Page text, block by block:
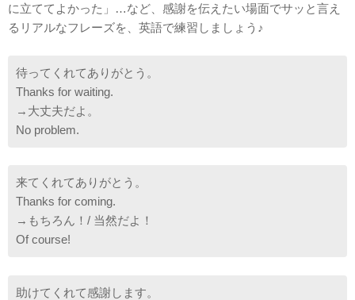
に立ててよかった」…など、感謝を伝えたい場面でサッと言え
るリアルなフレーズを、英語で練習しましょう♪
待ってくれてありがとう。
Thanks for waiting.
→大丈夫だよ。
No problem.
来てくれてありがとう。
Thanks for coming.
→もちろん！/ 当然だよ！
Of course!
助けてくれて感謝します。